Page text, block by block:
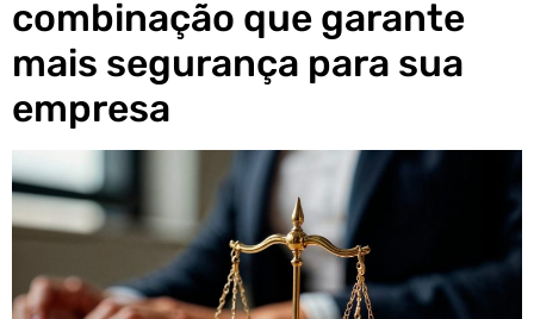
combinação que garante
mais segurança para sua
empresa